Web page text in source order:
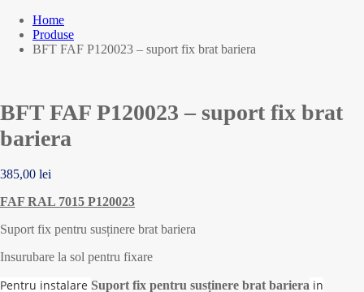
Home
Produse
BFT FAF P120023 – suport fix brat bariera
BFT FAF P120023 – suport fix brat
bariera
385,00 lei
FAF RAL 7015 P120023
Suport fix pentru susținere brat bariera
Insurubare la sol pentru fixare
Pentru instalare Suport fix pentru susținere brat bariera in